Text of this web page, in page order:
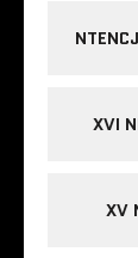
XVI
XV